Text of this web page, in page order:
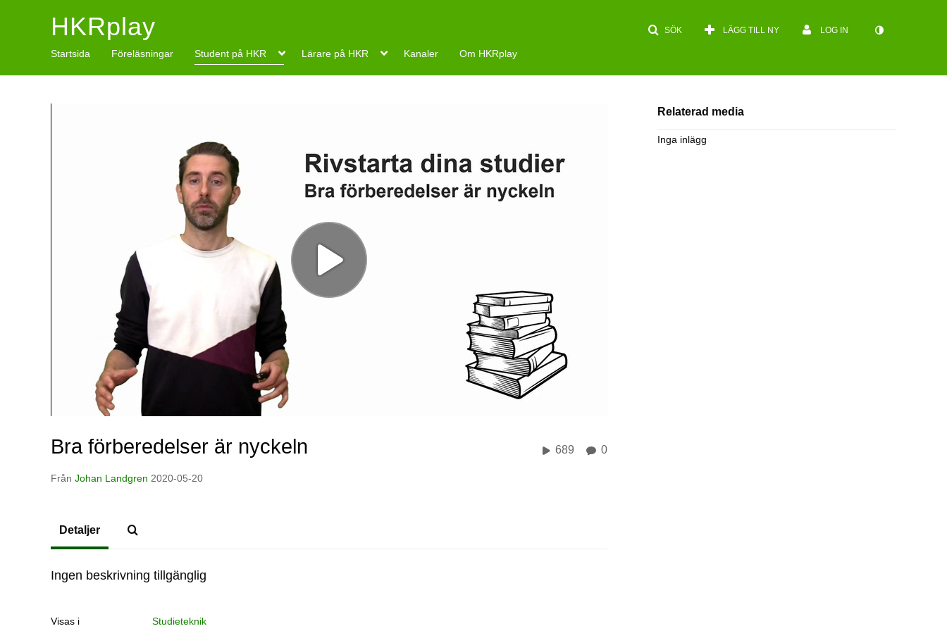
SÖK LÄGG TILL NY LOG IN
HKRplay
Startsida Föreläsningar Student på HKR Lärare på HKR Kanaler Om HKRplay
Bra förberedelser är nyckeln
Från Johan Landgren 2020-05-20
689 0
Relaterad media
Inga inlägg
Detaljer
Ingen beskrivning tillgänglig
Visas i Studieteknik